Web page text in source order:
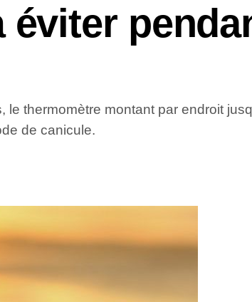
éviter
thermomètre montant par endroit
de canicule.